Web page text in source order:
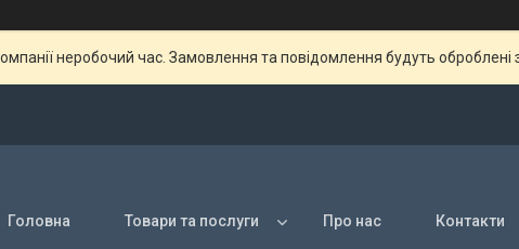
неробочий час. Замовлення та повідомлення будуть
Головна Товари та послуги Про нас Контакти